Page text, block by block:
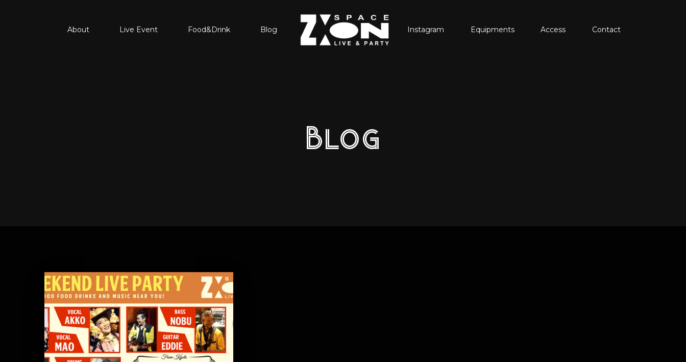
About Live Event Food&Drink Blog Instagram Equipments Access Contact
Blog